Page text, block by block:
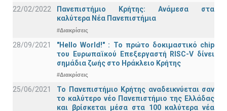
22/02/2022
Πανεπιστήμιο Κρήτης: Ανάμεσα στα
καλύτερα Νέα Πανεπιστήμια
#Διακρίσεις
28/09/2021
"Hello World!" : Το πρώτο δοκιμαστικό chip
του Ευρωπαϊκού Επεξεργαστή RISC-V δίνει
σημάδια ζωής στο Ηράκλειο Κρήτης
#Διακρίσεις
25/06/2021
Το Πανεπιστήμιο Κρήτης αναδεικνύεται σαν
το καλύτερο νέο Πανεπιστήμιο της Ελλάδας
και βρίσκεται μέσα στα 100 καλύτερα νέα